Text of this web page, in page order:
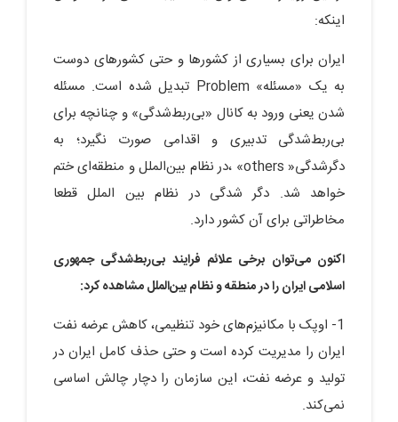
اینکه:
ایران برای بسیاری از کشورها و حتی کشورهای دوست
به یک «مسئله» Problem تبدیل شده است. مسئله
شدن یعنی ورود به کانال «بی‌ربط‌شدگی» و چنانچه برای
بی‌ربط‌شدگی تدبیری و اقدامی صورت نگیرد؛ به
دگرشدگی« others» ،در نظام بین‌الملل و منطقه‌ای ختم
خواهد شد. دگر شدگی در نظام بین الملل قطعا
مخاطراتی برای آن کشور دارد.
اکنون می‌توان برخی علائم فرایند بی‌ربط‌شدگی جمهوری
اسلامی ایران را در منطقه و نظام بین‌الملل مشاهده کرد:
1- اوپک با مکانیزم‌های خود تنظیمی، کاهش عرضه نفت
ایران را مدیریت کرده است و حتی حذف کامل ایران در
تولید و عرضه نفت، این سازمان را دچار چالش اساسی
نمی‌کند.